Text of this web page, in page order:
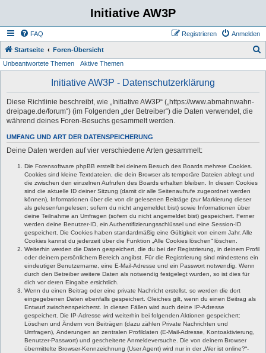
Initiative AW3P
FAQ Anmelden
Registrieren
Startseite Foren-Übersicht
Unbeantwortete Themen Aktive Themen
Initiative AW3P - Datenschutzerklärung
Diese Richtlinie beschreibt, wie „Initiative AW3P“ („https://www.abmahnwahn-
dreipage.de/forum“) (im Folgenden „der Betreiber“) die Daten verwendet, die
während deines Foren-Besuchs gesammelt werden.
UMFANG UND ART DER DATENSPEICHERUNG
Deine Daten werden auf vier verschiedene Arten gesammelt:
Die Forensoftware phpBB erstellt bei deinem Besuch des Boards mehrere Cookies.
Cookies sind kleine Textdateien, die dein Browser als temporäre Dateien ablegt und
die zwischen den einzelnen Aufrufen des Boards erhalten bleiben. In diesen Cookies
sind die aktuelle ID deiner Sitzung (damit dir alle Seitenaufrufe zugeordnet werden
können), Informationen über die von dir gelesenen Beiträge (zur Markierung dieser
als gelesen/ungelesen; sofern du nicht angemeldet bist) sowie Informationen über
deine Teilnahme an Umfragen (sofern du nicht angemeldet bist) gespeichert. Ferner
werden deine Benutzer-ID, ein Authentifizierungsschlüssel und eine Session-ID
gespeichert. Die Cookies haben standardmäßig eine Gültigkeit von einem Jahr. Alle
Cookies kannst du jederzeit über die Funktion „Alle Cookies löschen“ löschen.
Weiterhin werden die Daten gespeichert, die du bei der Registrierung, in deinem Profil
oder deinem persönlichem Bereich angibst. Für die Registrierung sind mindestens ein
eindeutiger Benutzername, eine E-Mail-Adresse und ein Passwort notwendig. Wenn
durch den Betreiber weitere Daten als notwendig festgelegt wurden, so ist dies für
dich vor deren Eingabe ersichtlich.
Wenn du einen Beitrag oder eine private Nachricht erstellst, so werden die dort
eingegebenen Daten ebenfalls gespeichert. Gleiches gilt, wenn du einen Beitrag als
Entwurf zwischenspeicherst. In diesen Fällen wird auch deine IP-Adresse
gespeichert. Die IP-Adresse wird weiterhin bei folgenden Aktionen gespeichert:
Löschen und Ändern von Beiträgen (dazu zählen Private Nachrichten und
Umfragen), Änderungen an zentralen Profildaten (E-Mail-Adresse, Kontoaktivierung,
Benutzer-Passwort) und gescheiterte Anmeldeversuche. Die von deinem Browser
übermittelte Browser-Kennzeichnung (User Agent) wird nur in der „Wer ist online?“-